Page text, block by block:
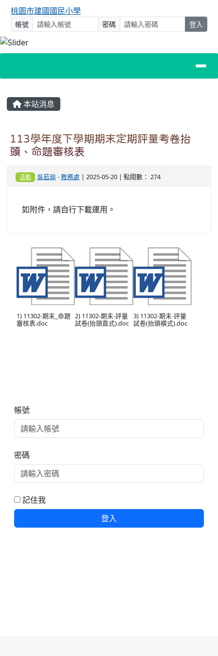
桃園市建國國民小學
帳號 密碼 登入
主內容區域
本站消息
113學年度下學期期末定期評量考卷抬
頭、命題審核表
活動 吳若瑜-教務處 | 2025-05-20 | 點閱數： 274
如附件，請自行下載運用。
1) 11302-期末_命題
審核表.doc
2) 11302-期末-評量
試卷(抬頭直式).doc
3) 11302-期末-評量
試卷(抬頭橫式).doc
帳號
密碼
記住我
登入